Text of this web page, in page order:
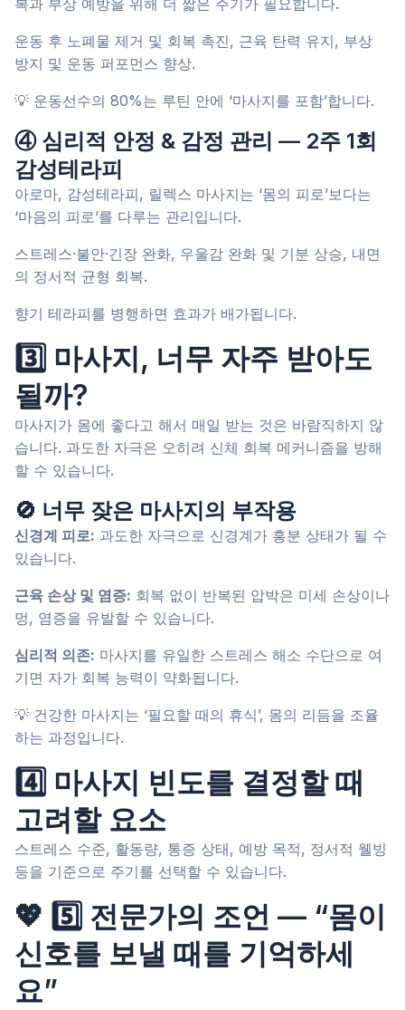
복과 부상 예방을 위해 더 짧은 주기가 필요합니다.
운동 후 노폐물 제거 및 회복 촉진, 근육 탄력 유지, 부상
방지 및 운동 퍼포먼스 향상.
💡 운동선수의 80%는 루틴 안에 ‘마사지를 포함’합니다.
④ 심리적 안정 & 감정 관리 — 2주 1회
감성테라피
아로마, 감성테라피, 릴렉스 마사지는 ‘몸의 피로’보다는
‘마음의 피로’를 다루는 관리입니다.
스트레스·불안·긴장 완화, 우울감 완화 및 기분 상승, 내면
의 정서적 균형 회복.
향기 테라피를 병행하면 효과가 배가됩니다.
3️⃣ 마사지, 너무 자주 받아도
될까?
마사지가 몸에 좋다고 해서 매일 받는 것은 바람직하지 않
습니다. 과도한 자극은 오히려 신체 회복 메커니즘을 방해
할 수 있습니다.
🚫 너무 잦은 마사지의 부작용
신경계 피로: 과도한 자극으로 신경계가 흥분 상태가 될 수
있습니다.
근육 손상 및 염증: 회복 없이 반복된 압박은 미세 손상이나
멍, 염증을 유발할 수 있습니다.
심리적 의존: 마사지를 유일한 스트레스 해소 수단으로 여
기면 자가 회복 능력이 약화됩니다.
💡 건강한 마사지는 ‘필요할 때의 휴식’, 몸의 리듬을 조율
하는 과정입니다.
4️⃣ 마사지 빈도를 결정할 때
고려할 요소
스트레스 수준, 활동량, 통증 상태, 예방 목적, 정서적 웰빙
등을 기준으로 주기를 선택할 수 있습니다.
💖 5️⃣ 전문가의 조언 — “몸이
신호를 보낼 때를 기억하세
요”